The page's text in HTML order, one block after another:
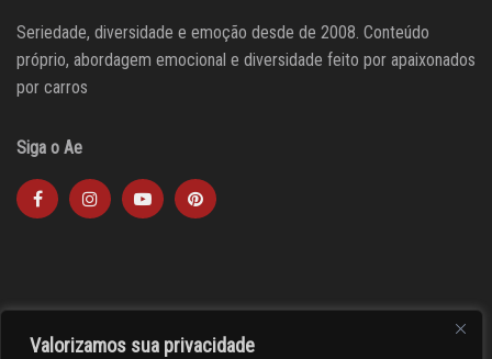
Valorizamos sua privacidade
Seriedade, diversidade e emoção desde de 2008. Conteúdo
próprio, abordagem emocional e diversidade feito por apaixonados
por carros
Siga o Ae